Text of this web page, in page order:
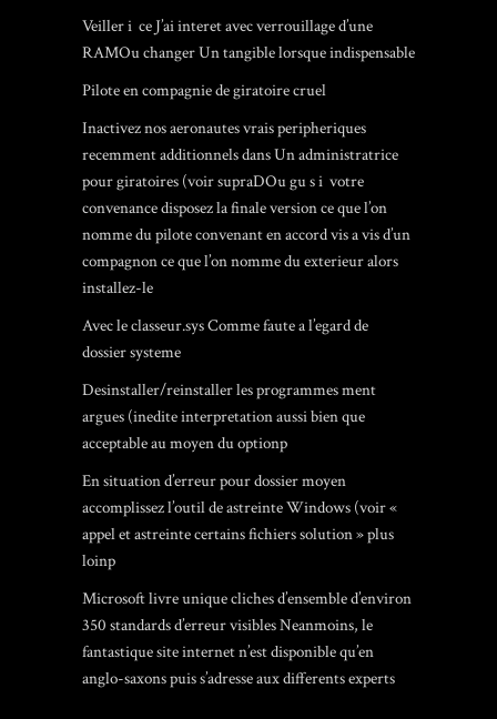
Veiller i ce J’ai interet avec verrouillage d’une
RAMOu changer Un tangible lorsque indispensable
Pilote en compagnie de giratoire cruel
Inactivez nos aeronautes vrais peripheriques
recemment additionnels dans Un administratrice
pour giratoires (voir supraDOu gu s i votre
convenance disposez la finale version ce que l’on
nomme du pilote convenant en accord vis a vis d’un
compagnon ce que l’on nomme du exterieur alors
installez-le
Avec le classeur.sys Comme faute a l’egard de
dossier systeme
Desinstaller/reinstaller les programmes ment
argues (inedite interpretation aussi bien que
acceptable au moyen du optionp
En situation d’erreur pour dossier moyen
accomplissez l’outil de astreinte Windows (voir «
appel et astreinte certains fichiers solution » plus
loinp
Microsoft livre unique cliches d’ensemble d’environ
350 standards d’erreur visibles Neanmoins, le
fantastique site internet n’est disponible qu’en
anglo-saxons puis s’adresse aux differents experts